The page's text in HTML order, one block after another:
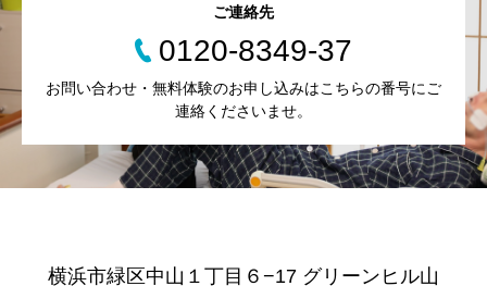
ご連絡先
0120-8349-37
お問い合わせ・無料体験のお申し込みはこちらの番号にご
連絡くださいませ。
横浜市緑区中山１丁目６−17 グリーンヒル山